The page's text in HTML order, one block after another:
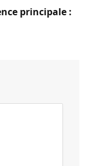
principale :